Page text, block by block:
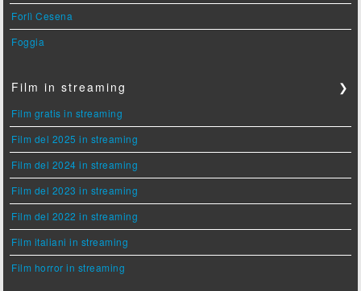
Forlì Cesena
Foggia
Film in streaming ❯
Film gratis in streaming
Film del 2025 in streaming
Film del 2024 in streaming
Film del 2023 in streaming
Film del 2022 in streaming
Film italiani in streaming
Film horror in streaming